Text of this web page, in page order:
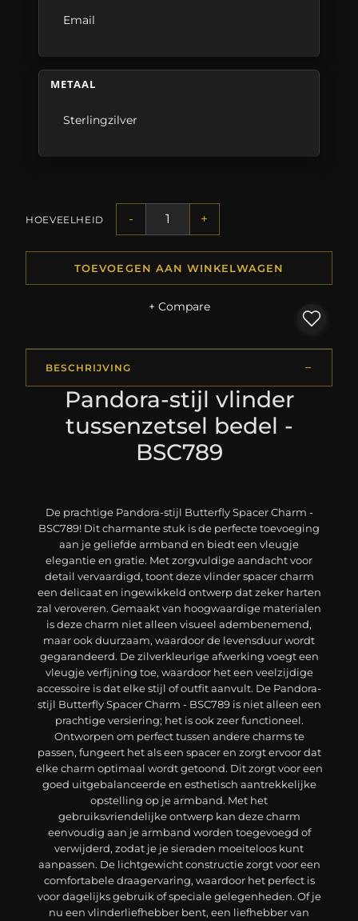
Email
METAAL
Sterlingzilver
HOEVEELHEID - +
TOEVOEGEN AAN WINKELWAGEN
+ Compare
BESCHRIJVING
Pandora-stijl vlinder
tussenzetsel bedel -
BSC789
De prachtige Pandora-stijl Butterfly Spacer Charm -
BSC789! Dit charmante stuk is de perfecte toevoeging
aan je geliefde armband en biedt een vleugje
elegantie en gratie. Met zorgvuldige aandacht voor
detail vervaardigd, toont deze vlinder spacer charm
een delicaat en ingewikkeld ontwerp dat zeker harten
zal veroveren. Gemaakt van hoogwaardige materialen
is deze charm niet alleen visueel adembenemend,
maar ook duurzaam, waardoor de levensduur wordt
gegarandeerd. De zilverkleurige afwerking voegt een
vleugje verfijning toe, waardoor het een veelzijdige
accessoire is dat elke stijl of outfit aanvult. De Pandora-
stijl Butterfly Spacer Charm - BSC789 is niet alleen een
prachtige versiering; het is ook zeer functioneel.
Ontworpen om perfect tussen andere charms te
passen, fungeert het als een spacer en zorgt ervoor dat
elke charm optimaal wordt getoond. Dit zorgt voor een
goed uitgebalanceerde en esthetisch aantrekkelijke
opstelling op je armband. Met het
gebruiksvriendelijke ontwerp kan deze charm
eenvoudig aan je armband worden toegevoegd of
verwijderd, zodat je je sieraden moeiteloos kunt
aanpassen. De lichtgewicht constructie zorgt voor een
comfortabele draagervaring, waardoor het perfect is
voor dagelijks gebruik of speciale gelegenheden. Of je
nu een vlinderliefhebber bent, een liefhebber van